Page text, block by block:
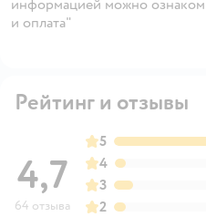
информацией можно
и оплата"
Рейтинг и отзывы
4,7
64 отзыва
5
4
3
2